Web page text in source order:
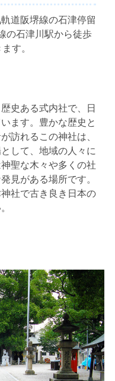
道阪堺線の石津停留
の石津川駅から徒歩
す。
史ある式内社で、日
ます。豊かな歴史と
訪れるこの神社は、
して、地域の人々に
聖な木々や多くの社
見がある場所です。
社で古き良き日本の